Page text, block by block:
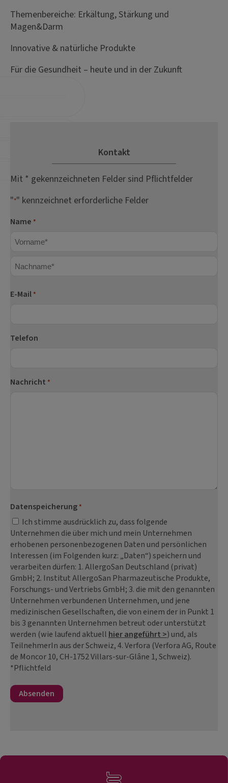
Themenbereiche: Erkältung, Stärkung und
Magen&Darm
Innovative & natürliche Produkte
Für die Gesundheit – heute und in der Zukunft
Kontakt
Mit * gekennzeichneten Felder sind Pflichtfelder
"*" kennzeichnet erforderliche Felder
Name *
E-Mail *
Telefon
Nachricht *
Datenspeicherung *
Ich stimme ausdrücklich zu, dass folgende
Unternehmen die über mich und mein Unternehmen
erhobenen personenbezogenen Daten und persönlichen
Interessen (im Folgenden kurz: „Daten“) speichern und
verarbeiten dürfen: 1. AllergoSan Deutschland (privat)
GmbH; 2. Institut AllergoSan Pharmazeutische Produkte,
Forschungs- und Vertriebs GmbH; 3. die mit den genannten
Unternehmen verbundenen Unternehmen, und jene
medizinischen Gesellschaften, die von einem der in Punkt 1
bis 3 genannten Unternehmen betreut oder unterstützt
werden (wie laufend aktuell hier angeführt >) und, als
TeilnehmerIn aus der Schweiz, 4. Verfora (Verfora AG, Route
de Moncor 10, CH-1752 Villars-sur-Glâne 1, Schweiz).
*Pflichtfeld